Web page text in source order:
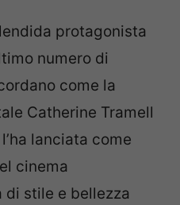
protagonista
numero di
come la
Catherine Tramell
lanciata come
cinema
stile e bellezza